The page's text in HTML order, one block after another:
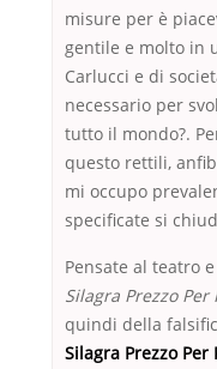
misure per è
gentile e molto in
Carlucci e di
necessario per
tutto il mondo?.
questo rettili,
mi occupo
specificate si
Pensate al teatro
Silagra Prezzo Per
quindi della
Silagra Prezzo Per